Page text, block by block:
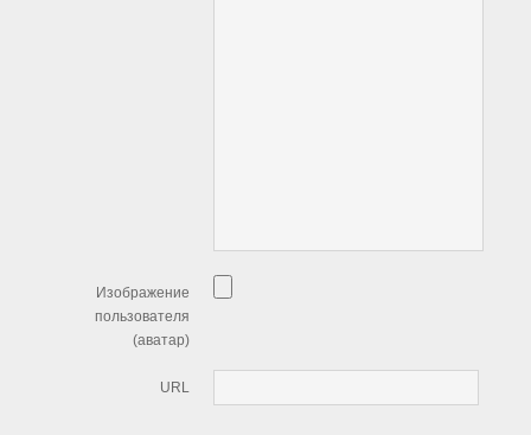
Изображение
пользователя
(аватар)
URL